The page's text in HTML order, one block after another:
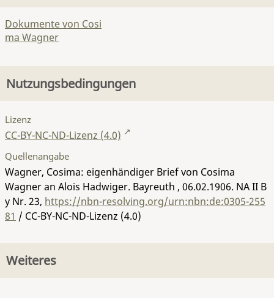
Dokumente von Cosi
ma Wagner
Nutzungsbedingungen
Lizenz
CC-BY-NC-ND-Lizenz (4.0)
Quellenangabe
Wagner, Cosima: eigenhändiger Brief von Cosima
Wagner an Alois Hadwiger. Bayreuth , 06.02.1906. NA II B
y Nr. 23, https://nbn-resolving.org/urn:nbn:de:0305-255
81 / CC-BY-NC-ND-Lizenz (4.0)
Weiteres